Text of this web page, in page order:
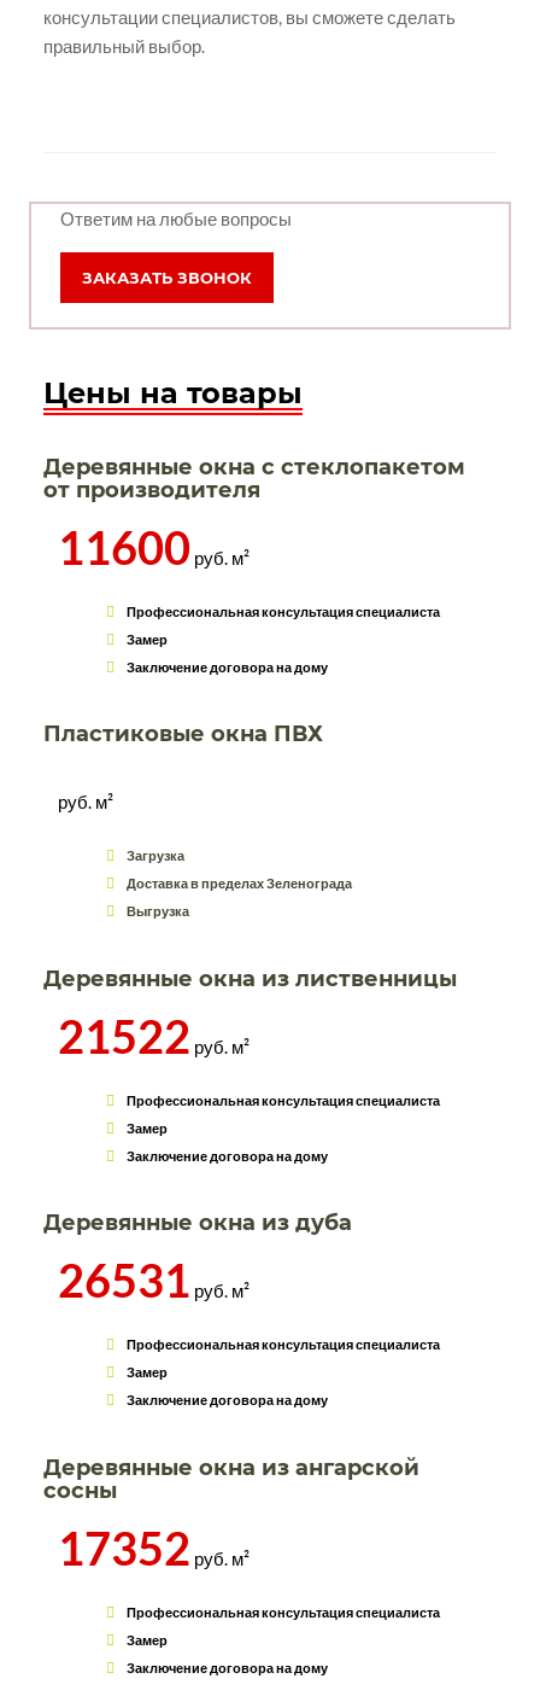
консультации специалистов, вы сможете сделать
правильный выбор.
Ответим на любые вопросы
ЗАКАЗАТЬ ЗВОНОК
Цены на товары
Деревянные окна с стеклопакетом
от производителя
11600 руб. м²
Профессиональная консультация специалиста
Замер
Заключение договора на дому
Пластиковые окна ПВХ
руб. м²
Загрузка
Доставка в пределах Зеленограда
Выгрузка
Деревянные окна из лиственницы
21522 руб. м²
Профессиональная консультация специалиста
Замер
Заключение договора на дому
Деревянные окна из дуба
26531 руб. м²
Профессиональная консультация специалиста
Замер
Заключение договора на дому
Деревянные окна из ангарской
сосны
17352 руб. м²
Профессиональная консультация специалиста
Замер
Заключение договора на дому